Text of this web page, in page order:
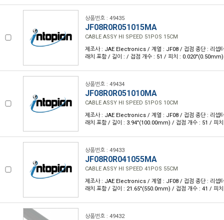
상품번호 : 49435
JF08R0R051015MA
CABLE ASSY HI SPEED 51POS 15CM
제조사 : JAE Electronics / 계열 : JF08 / 접점 종단 : 리셉
래치 포함 / 길이 : / 접점 개수 : 51 / 피치 : 0.020"(0.50mm)
상품번호 : 49434
JF08R0R051010MA
CABLE ASSY HI SPEED 51POS 10CM
제조사 : JAE Electronics / 계열 : JF08 / 접점 종단 : 리셉
래치 포함 / 길이 : 3.94"(100.00mm) / 접점 개수 : 51 / 피
상품번호 : 49433
JF08R0R041055MA
CABLE ASSY HI SPEED 41POS 55CM
제조사 : JAE Electronics / 계열 : JF08 / 접점 종단 : 리셉
래치 포함 / 길이 : 21.65"(550.0mm) / 접점 개수 : 41 / 피
상품번호 : 49432